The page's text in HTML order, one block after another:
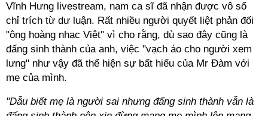
Vĩnh Hưng livestream, nam ca sĩ đã nhận được vô số
chỉ trích từ dư luận. Rất nhiều người quyết liệt phản đối
"ông hoàng nhạc Việt" vì cho rằng, dù sao đây cũng là
đấng sinh thành của anh, việc "vạch áo cho người xem
lưng" như vậy đã thể hiện sự bất hiếu của Mr Đàm với
mẹ của mình.
"Dẫu biết mẹ là người sai nhưng đấng sinh thành vẫn là